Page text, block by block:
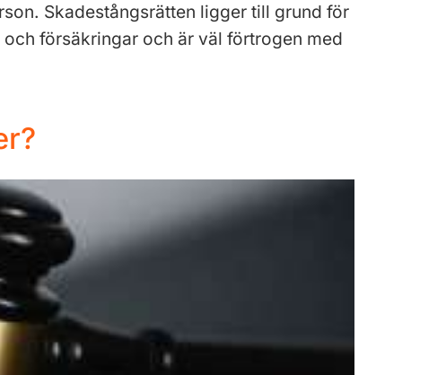
Skadestångsrätten ligger till grund för
försäkringar och är väl förtrogen med